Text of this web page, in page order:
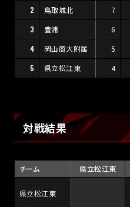
2
鳥取城北 7
3
豊浦 6
4
岡山商大附属 5
5
県立松江東 4
対戦結果
チーム 県立松江東
県立松江東